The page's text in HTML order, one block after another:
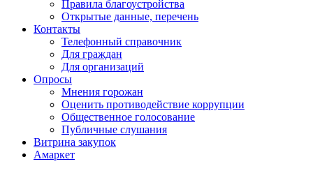
Правила благоустройства
Открытые данные, перечень
Контакты
Телефонный справочник
Для граждан
Для организаций
Опросы
Мнения горожан
Оценить противодействие коррупции
Общественное голосование
Публичные слушания
Витрина закупок
Амаркет